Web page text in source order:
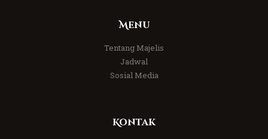
Menu
Tentang Majelis
Jadwal
Sosial Media
Kontak